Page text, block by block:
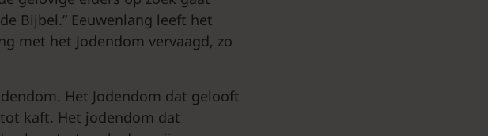
Bijbel.” Eeuwenlang leeft het
met het Jodendom vervaagd, zo
Het Jodendom dat gelooft
kaft. Het jodendom dat